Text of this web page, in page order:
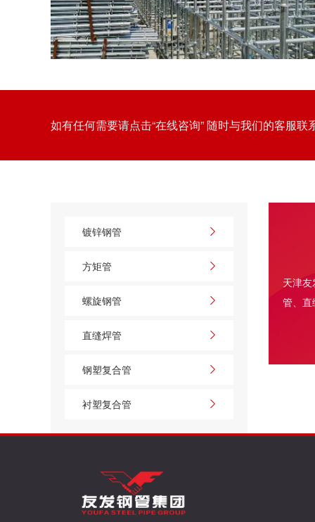
在建筑施工领域，脚手架是保障高空作业顺利
安全。友
如有任何需要请点击“在线咨询” 随时与我们的客服联
天津
管、 直
镀锌钢管
方矩管
螺旋钢管
直缝焊管
钢塑复合管
衬塑复合管